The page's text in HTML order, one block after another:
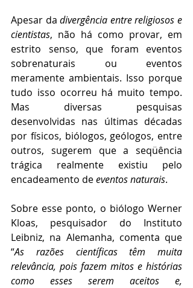
Apesar da divergência entre religiosos e
cientistas, não há como provar, em
estrito senso, que foram eventos
sobrenaturais ou eventos
meramente ambientais. Isso porque
tudo isso ocorreu há muito tempo.
Mas diversas pesquisas
desenvolvidas nas últimas décadas
por físicos, biólogos, geólogos, entre
outros, sugerem que a seqüência
trágica realmente existiu pelo
encadeamento de eventos naturais.
Sobre esse ponto, o biólogo Werner
Kloas, pesquisador do Instituto
Leibniz, na Alemanha, comenta que
“As razões científicas têm muita
relevância, pois fazem mitos e histórias
como esses serem aceitos e,